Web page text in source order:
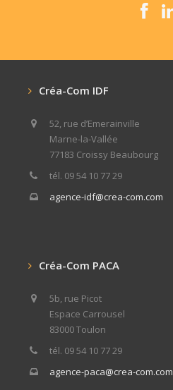
Créa-Com IDF
52, rue d’Emerainville
Marne-la-Vallée
77183 Croissy Beaubourg
tél. 09 54 10 77 29
agence-idf@crea-com.com
Créa-Com PACA
5b, rue Picot
Espace Carrousel
83000 Toulon
tél. 09 54 10 77 29
agence-paca@crea-com.com